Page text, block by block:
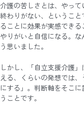
介護の苦しさとは、やって
終わりがない、というこ
ることに効果が実感できる
やりがいと自信になる。
う思いました。
しかし、「自立支援介護
える、くらいの発想では
にする」。判断軸をそこ
うことです。